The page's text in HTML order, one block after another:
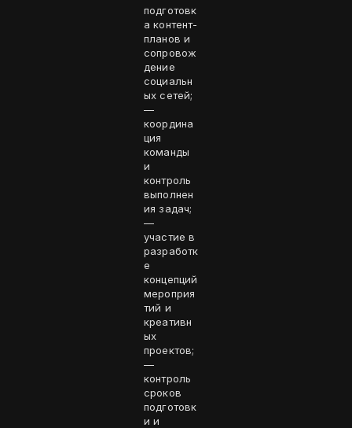
подготовк
а контент-
планов и
сопровож
дение
социальн
ых сетей;
—
координа
ция
команды
и
контроль
выполнен
ия задач;
—
участие в
разработк
е
концепций
мероприя
тий и
креативн
ых
проектов;
—
контроль
сроков
подготовк
и и